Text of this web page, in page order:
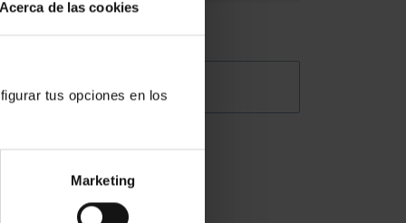
Acerca de las cookies
tus opciones en los
Marketing
@Abogacia_es